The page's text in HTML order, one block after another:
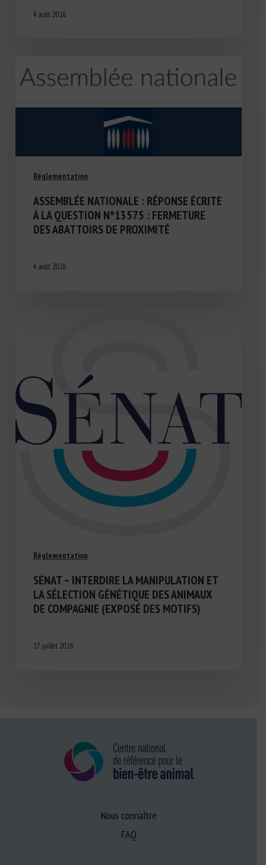
4 août 2026
Réglementation
ASSEMBLÉE NATIONALE : RÉPONSE ÉCRITE
À LA QUESTION N°13575 : FERMETURE
DES ABATTOIRS DE PROXIMITÉ
4 août 2026
Réglementation
SÉNAT – INTERDIRE LA MANIPULATION ET
LA SÉLECTION GÉNÉTIQUE DES ANIMAUX
DE COMPAGNIE (EXPOSÉ DES MOTIFS)
17 juillet 2026
Nous connaître
FAQ